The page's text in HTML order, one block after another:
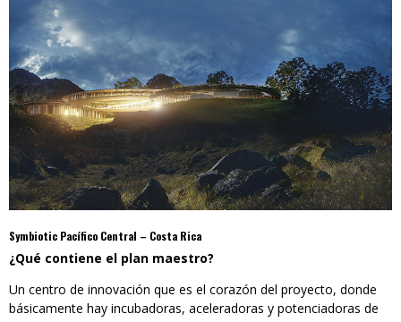
Symbiotic Pacífico Central – Costa Rica
¿Qué contiene el plan maestro?
Un centro de innovación que es el corazón del proyecto, donde
básicamente hay incubadoras, aceleradoras y potenciadoras de